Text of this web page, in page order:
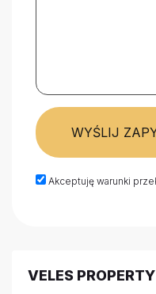
WYŚLIJ
Akceptuję warunki
VELES